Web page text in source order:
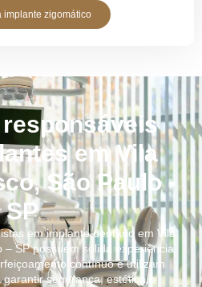
implante zigomático
em Vila
São Paulo -
SP
em implante dentário em Vila
– SP possuem sólida experiência
contínuo e utilizam
segurança, estética e